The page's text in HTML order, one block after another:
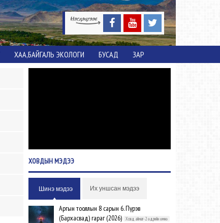
ХАА,БАЙГАЛЬ ЭКОЛОГИ БУСАД ЗАР
ХОВДЫНМЭДЭЭ
Шинэ мэдээ Их уншсан мэдээ
Аргын тооллын 8 сарын 6. Пүрэв
(Бархасвад) гараг (2026)
Ховд аймаг-2 өдрийн өмнө